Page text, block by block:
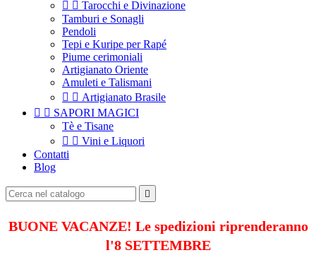
  Tarocchi e Divinazione
Tamburi e Sonagli
Pendoli
Tepi e Kuripe per Rapé
Piume cerimoniali
Artigianato Oriente
Amuleti e Talismani
  Artigianato Brasile
  SAPORI MAGICI
Tè e Tisane
  Vini e Liquori
Contatti
Blog

BUONE VACANZE! Le spedizioni riprenderanno
l'8 SETTEMBRE